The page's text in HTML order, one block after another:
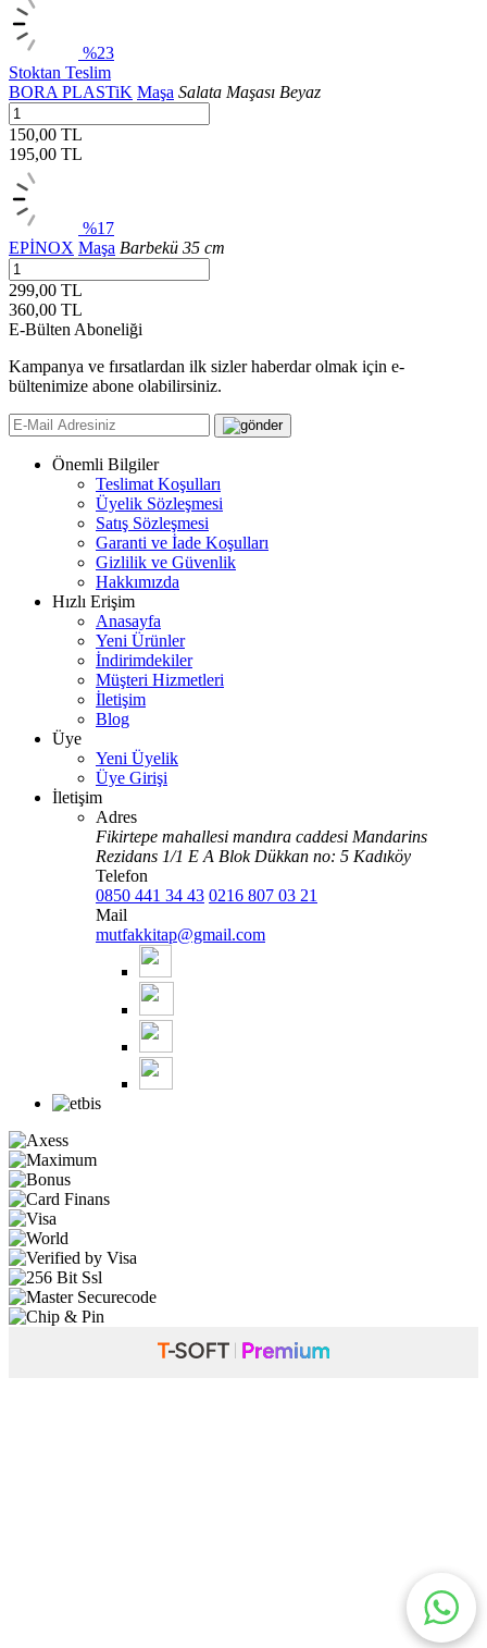
%23
Stoktan Teslim
BORA PLASTiK Maşa Salata Maşası Beyaz
150,00 TL
195,00 TL
%17
EPİNOX Maşa Barbekü 35 cm
299,00 TL
360,00 TL
E-Bülten Aboneliği
Kampanya ve fırsatlardan ilk sizler haberdar olmak için e-
bültenimize abone olabilirsiniz.
Önemli Bilgiler
Teslimat Koşulları
Üyelik Sözleşmesi
Satış Sözleşmesi
Garanti ve İade Koşulları
Gizlilik ve Güvenlik
Hakkımızda
Hızlı Erişim
Anasayfa
Yeni Ürünler
İndirimdekiler
Müşteri Hizmetleri
İletişim
Blog
Üye
Yeni Üyelik
Üye Girişi
İletişim
Adres
Fikirtepe mahallesi mandıra caddesi Mandarins
Rezidans 1/1 E A Blok Dükkan no: 5 Kadıköy
Telefon
0850 441 34 43 0216 807 03 21
Mail
mutfakkitap@gmail.com